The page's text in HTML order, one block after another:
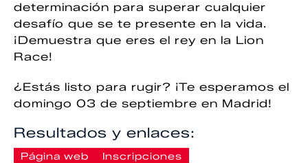
determinación para superar cualquier
desafío que se te presente en la vida.
¡Demuestra que eres el rey en la Lion
Race!
¿Estás listo para rugir? ¡Te esperamos el
domingo 03 de septiembre en Madrid!
Resultados y enlaces:
Página web Inscripciones